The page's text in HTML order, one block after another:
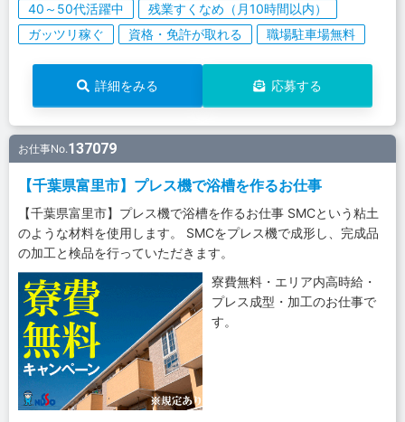
40～50代活躍中
残業すくなめ（月10時間以内）
ガッツリ稼ぐ
資格・免許が取れる 職場駐車場無料
詳細をみる 応募する
お仕事No.137079
【千葉県富里市】プレス機で浴槽を作るお仕事
【千葉県富里市】プレス機で浴槽を作るお仕事 SMCという粘土
のような材料を使用します。 SMCをプレス機で成形し、完成品
の加工と検品を行っていただきます。
寮費無料・エリア内高時給・
プレス成型・加工のお仕事で
す。